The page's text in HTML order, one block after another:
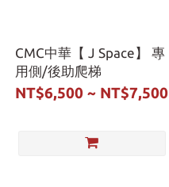
CMC中華【 J Space】 專
用側/後助爬梯
NT$6,500 ~ NT$7,500